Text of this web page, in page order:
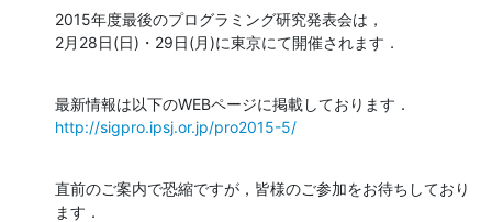
2015年度最後のプログラミング研究発表会は，
2月28日(日)・29日(月)に東京にて開催されます．
http://sigpro.ipsj.or.jp/pro2015-5/
直前のご案内で恐縮ですが，皆様のご参加をお待ちしており
ます．